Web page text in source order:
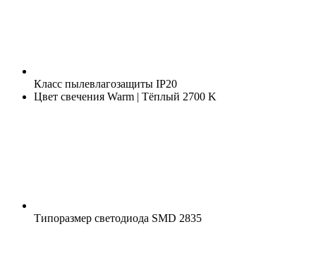
Класс пылевлагозащиты IP20
Цвет свечения Warm | Тёплый 2700 K
Типоразмер светодиода SMD 2835